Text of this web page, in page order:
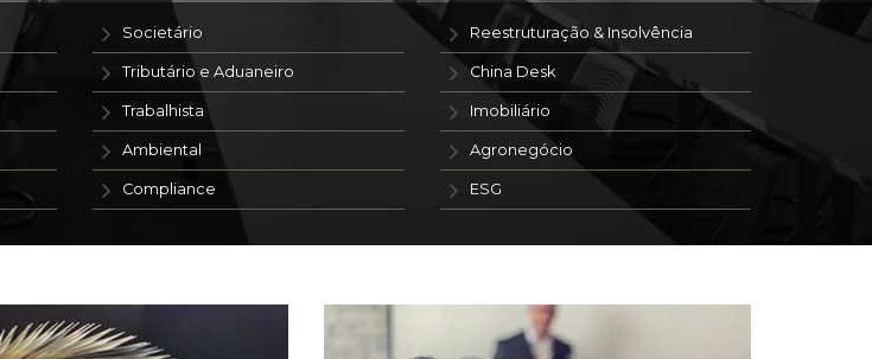
Societário
Tributário e Aduaneiro
Trabalhista
Ambiental
Compliance
Reestruturação & Insolvência
China Desk
Imobiliário
Agronegócio
ESG